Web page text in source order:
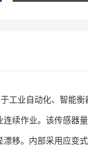
工业自动化、智能衡
续作业。该传感器
移。内部采用应变